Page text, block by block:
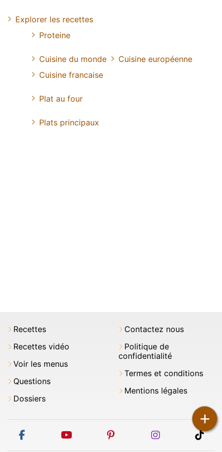
+
Explorer les recettes
Proteine
Cuisine du monde
Cuisine européenne
Cuisine francaise
Plat au four
Plats principaux
Recettes
Recettes vidéo
Voir les menus
Questions
Dossiers
Contactez nous
Politique de
confidentialité
Termes et conditions
Mentions légales
facebook youtube pinterest instagram